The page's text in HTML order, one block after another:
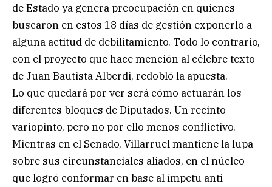
de Estado ya genera preocupación en quienes
buscaron en estos 18 días de gestión exponerlo a
alguna actitud de debilitamiento. Todo lo contrario,
con el proyecto que hace mención al célebre texto
de Juan Bautista Alberdi, redobló la apuesta.
Lo que quedará por ver será cómo actuarán los
diferentes bloques de Diputados. Un recinto
variopinto, pero no por ello menos conflictivo.
Mientras en el Senado, Villarruel mantiene la lupa
sobre sus circunstanciales aliados, en el núcleo
que logró conformar en base al ímpetu anti